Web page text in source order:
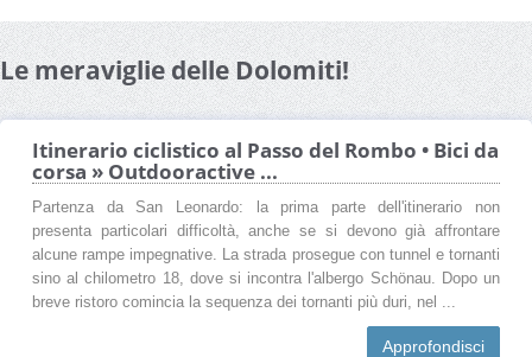
Le meraviglie delle Dolomiti!
Itinerario ciclistico al Passo del Rombo • Bici da
corsa » Outdooractive ...
Partenza da San Leonardo: la prima parte dell'itinerario non
presenta particolari difficoltà, anche se si devono già affrontare
alcune rampe impegnative. La strada prosegue con tunnel e tornanti
sino al chilometro 18, dove si incontra l'albergo Schönau. Dopo un
breve ristoro comincia la sequenza dei tornanti più duri, nel ...
Approfondisci